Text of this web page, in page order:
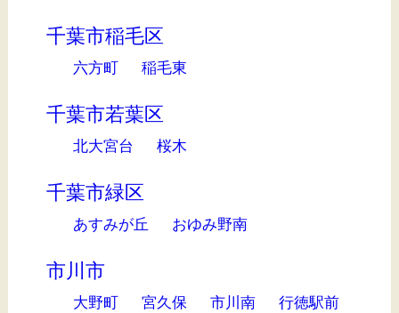
千葉市稲毛区
六方町 稲毛東
千葉市若葉区
北大宮台 桜木
千葉市緑区
あすみが丘 おゆみ野南
市川市
大野町 宮久保 市川南 行徳駅前